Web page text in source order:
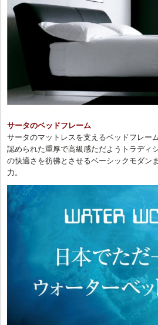
サータのベッドフレーム
サータのマットレスを支えるベッドフレー
認められた重厚で高級感ただようトラディ
の快適さを彷彿とさせるベーシックモダン
力。